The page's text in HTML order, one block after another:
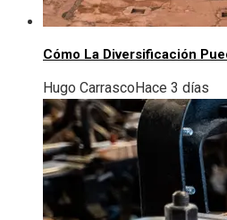
Cómo La Diversificación
Hugo CarrascoHace 3 días